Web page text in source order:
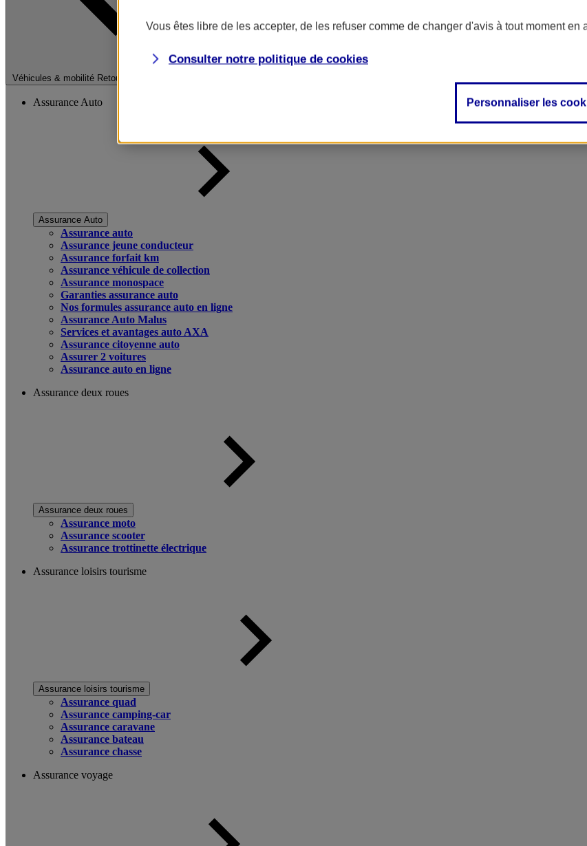
Véhicules & mobilité Retour à la section précédente
Fermer le menu principal
Assurance Auto
Assurance Auto
Assurance auto
Assurance jeune conducteur
Assurance forfait km
Assurance véhicule de collection
Assurance monospace
Garanties assurance auto
Nos formules assurance auto en ligne
Assurance Auto Malus
Services et avantages auto AXA
Assurance citoyenne auto
Assurer 2 voitures
Assurance auto en ligne
Assurance deux roues
Assurance deux roues
Assurance moto
Assurance scooter
Assurance trottinette électrique
Assurance loisirs tourisme
Assurance loisirs tourisme
Assurance quad
Assurance camping-car
Assurance caravane
Assurance bateau
Assurance chasse
Assurance voyage
Vous êtes libre de les accepter, de les refuser comme de changer d'avis à tout moment en
Consulter notre politique de cookies
Personnaliser les